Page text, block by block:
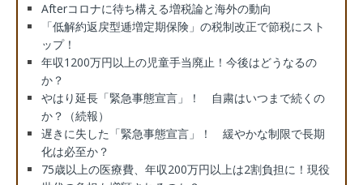
Afterコロナに待ち構える増税論と海外の動向
「低解約返戻型逓増定期保険」の税制改正で節税にスト
ップ！
年収1200万円以上の児童手当廃止！今後はどうなるの
か？
やはり延長「緊急事態宣言」！ 自粛はいつまで続くの
か？（続報）
遅きに失した「緊急事態宣言」！ 緩やかな制限で長期
化は必至か？
75歳以上の医療費、年収200万円以上は2割負担に！現役